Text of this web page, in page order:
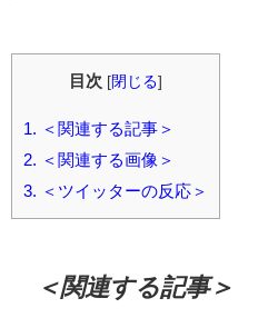
目次 [閉じる]
1. ＜関連する記事＞
2. ＜関連する画像＞
3. ＜ツイッターの反応＞
＜関連する記事＞